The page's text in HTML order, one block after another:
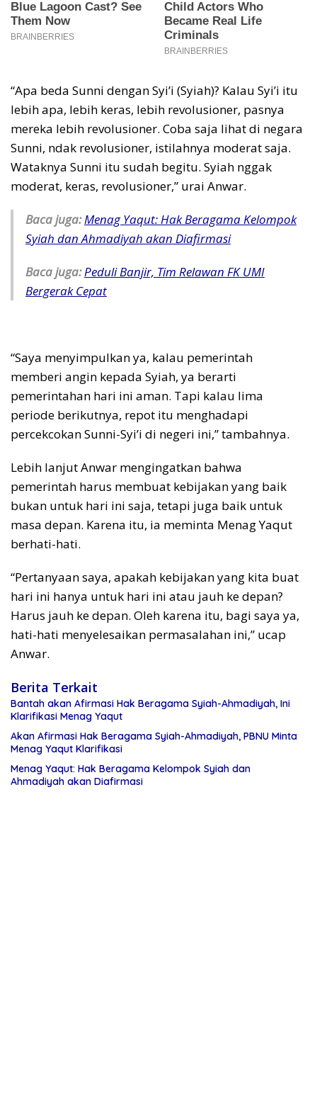
“Apa beda Sunni dengan Syi’i (Syiah)? Kalau Syi’i itu
lebih apa, lebih keras, lebih revolusioner, pasnya
mereka lebih revolusioner. Coba saja lihat di negara
Sunni, ndak revolusioner, istilahnya moderat saja.
Wataknya Sunni itu sudah begitu. Syiah nggak
moderat, keras, revolusioner,” urai Anwar.
Baca juga:Menag Yaqut: Hak Beragama Kelompok
Syiah dan Ahmadiyah akan Diafirmasi
Baca juga:Peduli Banjir, Tim Relawan FK UMI
Bergerak Cepat
“Saya menyimpulkan ya, kalau pemerintah
memberi angin kepada Syiah, ya berarti
pemerintahan hari ini aman. Tapi kalau lima
periode berikutnya, repot itu menghadapi
percekcokan Sunni-Syi’i di negeri ini,” tambahnya.
Lebih lanjut Anwar mengingatkan bahwa
pemerintah harus membuat kebijakan yang baik
bukan untuk hari ini saja, tetapi juga baik untuk
masa depan. Karena itu, ia meminta Menag Yaqut
berhati-hati.
“Pertanyaan saya, apakah kebijakan yang kita buat
hari ini hanya untuk hari ini atau jauh ke depan?
Harus jauh ke depan. Oleh karena itu, bagi saya ya,
hati-hati menyelesaikan permasalahan ini,” ucap
Anwar.
Berita Terkait
Bantah akan Afirmasi Hak Beragama Syiah-Ahmadiyah, Ini
Klarifikasi Menag Yaqut
Akan Afirmasi Hak Beragama Syiah-Ahmadiyah, PBNU Minta
Menag Yaqut Klarifikasi
Menag Yaqut: Hak Beragama Kelompok Syiah dan
Ahmadiyah akan Diafirmasi